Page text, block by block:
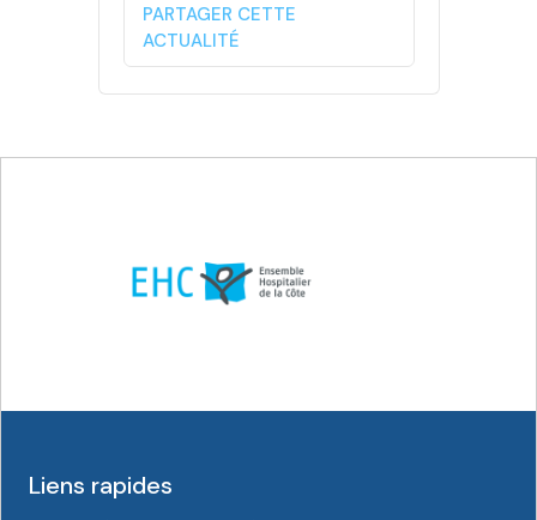
PARTAGER CETTE
ACTUALITÉ
Liens rapides